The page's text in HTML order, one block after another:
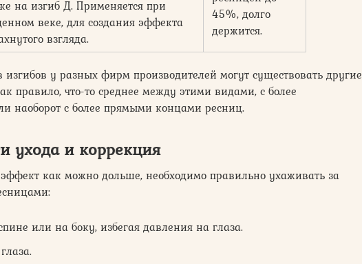
на изгиб Д. Применяется при
веке, для создания эффекта
взгляда.
45%, долго
держится.
у разных фирм производителей могут существовать другие
правило, что-то среднее между этими видами, с более
наоборот с более прямыми концами ресниц.
ухода и коррекция
как можно дольше, необходимо правильно ухаживать за
или на боку, избегая давления на глаза.